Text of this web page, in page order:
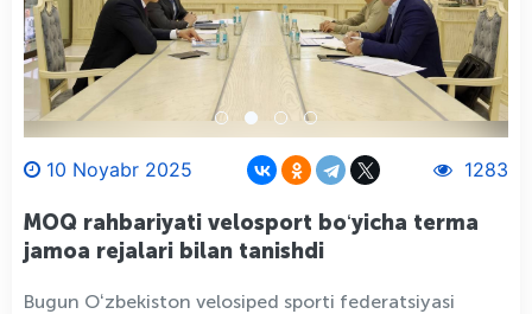
10 Noyabr 2025 1283
MOQ rahbariyati velosport boʻyicha terma
jamoa rejalari bilan tanishdi
Bugun Oʻzbekiston velosiped sporti federatsiyasi